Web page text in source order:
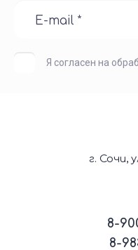
Я согласен на
г. Сочи,
8-
8-